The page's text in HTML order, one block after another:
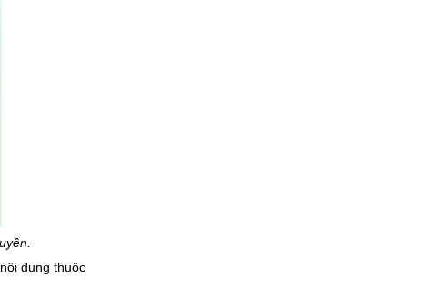
dung thuộc